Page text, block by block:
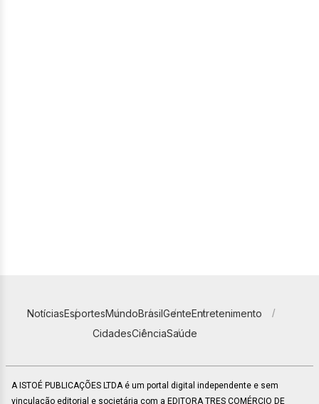
NotíciasEsportesMundoBrasilGenteEntretenimento
CidadesCiênciaSaúde
A ISTOÉ PUBLICAÇÕES LTDA é um portal digital independente e sem
vinculação editorial e societária com a EDITORA TRES COMÉRCIO DE